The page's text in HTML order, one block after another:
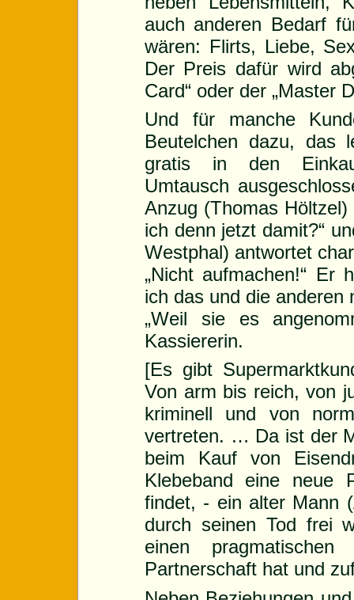
auch anderen Bedarf
wären: Flirts, Liebe,
Der Preis dafür wird
Card“ oder der „Master
Und für manche
Beutelchen dazu, das
gratis in den
Umtausch
Anzug (Thomas
ich denn jetzt damit?“
Westphal) antwortet
„Nicht aufmachen!“ Er
ich das und die anderen
„Weil sie es
Kassiererin.
[Es gibt
Von arm bis reich, von
kriminell und von
vertreten. … Da ist der
beim Kauf von
Klebeband eine neue
findet, - ein alter Mann
durch seinen Tod frei
einen
Partnerschaft hat und